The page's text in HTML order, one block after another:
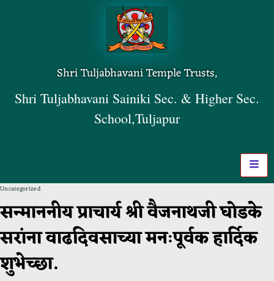
Shri Tuljabhavani Temple Trusts,
Shri Tuljabhavani Sainiki Sec. & Higher Sec.
School,Tuljapur
Uncategorized
सन्माननीय प्राचार्य श्री वैजनाथजी घोडके
सरांना वाढदिवसाच्या मनःपूर्वक हार्दिक
शुभेच्छा.